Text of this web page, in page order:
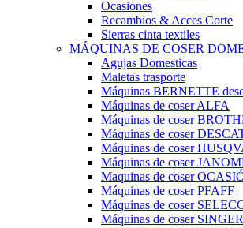
Ocasiones
Recambios & Acces Corte
Sierras cinta textiles
MÁQUINAS DE COSER
Agujas Domesticas
Maletas trasporte
Máquinas BERNETTE
Máquinas de coser ALFA
Máquinas de coser
Máquinas de coser
Máquinas de coser
Máquinas de coser
Maquinas de coser
Máquinas de coser PFAFF
Máquinas de coser
Máquinas de coser SINGER